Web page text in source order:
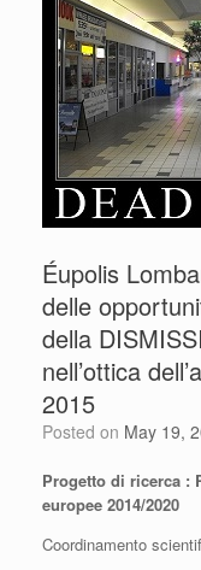
Éupolis
delle
della
nell’ottica
2015
Posted on May 19,
Progetto di ricerca :
europee 2014/2020
Coordinamento